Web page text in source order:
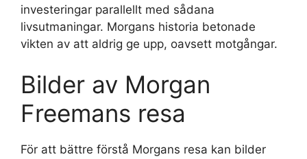
investeringar parallellt med sådana
livsutmaningar. Morgans historia betonade
vikten av att aldrig ge upp, oavsett motgångar.
Bilder av Morgan
Freemans resa
För att bättre förstå Morgans resa kan bilder